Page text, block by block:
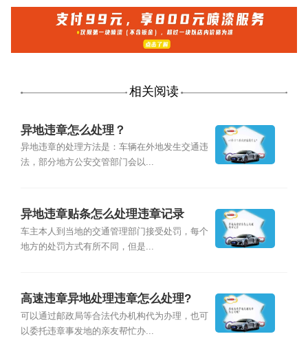
相关阅读
异地违章怎么处理？
异地违章的处理方法是：车辆在外地发生交通违
法，部分地方公安交管部门会以...
异地违章贴条怎么处理违章记录
车主本人到当地的交通管理部门接受处罚，每个
地方的处罚方式有所不同，但是...
高速违章异地处理违章怎么处理?
可以通过邮政局等合法代办机构代为办理，也可
以委托违章事发地的亲友帮忙办...